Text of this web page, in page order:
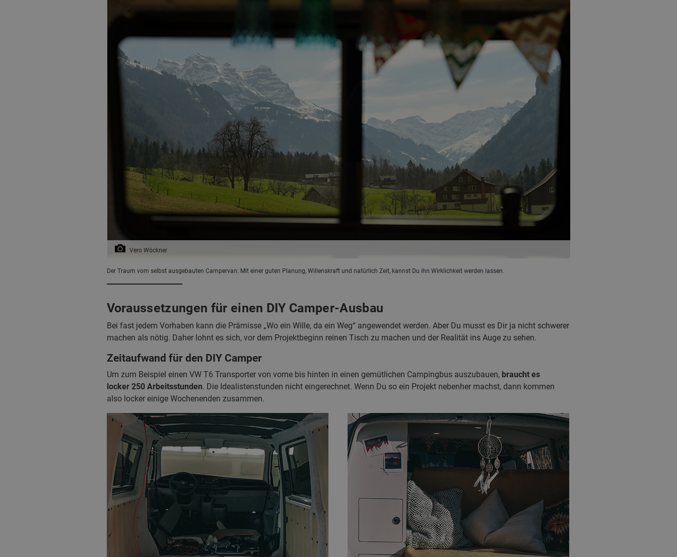
Vero Wöckner
Der Traum vom selbst ausgebauten Campervan: Mit einer guten Planung, Willenskraft und natürlich Zeit, kannst Du ihn Wirklichkeit werden lassen.
Voraussetzungen für einen DIY Camper-Ausbau
Bei fast jedem Vorhaben kann die Prämisse „Wo ein Wille, da ein Weg“ angewendet werden. Aber Du musst es Dir ja nicht schwerer
machen als nötig. Daher lohnt es sich, vor dem Projektbeginn reinen Tisch zu machen und der Realität ins Auge zu sehen.
Zeitaufwand für den DIY Camper
Um zum Beispiel einen VW T6 Transporter von vorne bis hinten in einen gemütlichen Campingbus auszubauen, braucht es
locker 250 Arbeitsstunden. Die Idealistenstunden nicht eingerechnet. Wenn Du so ein Projekt nebenher machst, dann kommen
also locker einige Wochenenden zusammen.